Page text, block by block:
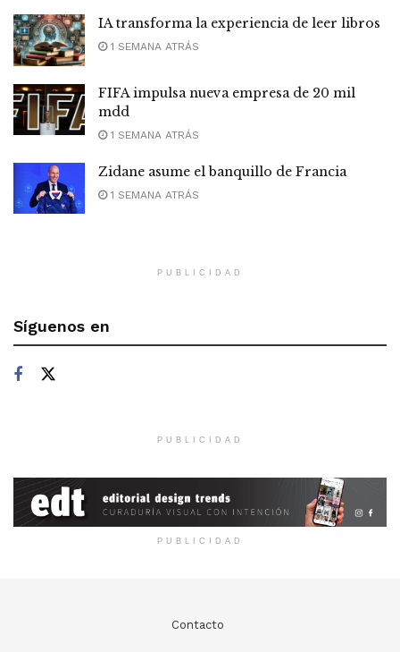
IA transforma la experiencia de leer libros
1 SEMANA ATRÁS
FIFA impulsa nueva empresa de 20 mil
mdd
1 SEMANA ATRÁS
Zidane asume el banquillo de Francia
1 SEMANA ATRÁS
PUBLICIDAD
Síguenos en
PUBLICIDAD
PUBLICIDAD
Contacto